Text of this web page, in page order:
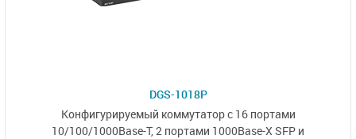
DGS-1018P
Конфигурируемый коммутатор с 16 портами
10/100/1000Base-T,2 портами 1000Base-X SFP и